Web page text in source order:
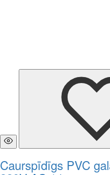
Caurspīdīgs PVC